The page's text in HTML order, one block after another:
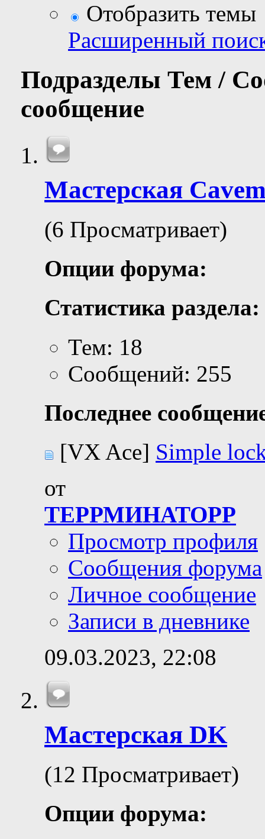
Отобразить темы
Расширенный
Подразделы Тем /
сообщение
Мастерская
(6 Просматривает)
Опции форума:
Статистика раздела:
Тем: 18
Сообщений: 255
Последнее
[VX Ace] Simple
от
ТЕРРМИНАТОРР
Просмотр профиля
Сообщения форума
Личное сообщение
Записи в дневнике
09.03.2023, 22:08
Мастерская DK
(12 Просматривает)
Опции форума: